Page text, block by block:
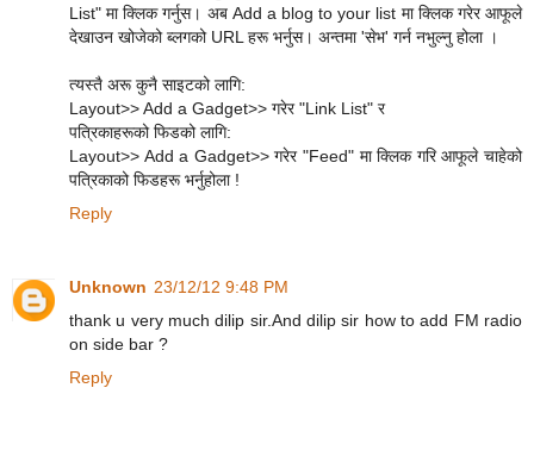
List" मा क्लिक गर्नुस। अब Add a blog to your list मा क्लिक गरेर आफूले
देखाउन खोजेको ब्लगको URL हरू भर्नुस। अन्तमा 'सेभ' गर्न नभुल्नु होला ।
त्यस्तै अरू कुनै साइटको लागि:
Layout>> Add a Gadget>> गरेर "Link List" र
पत्रिकाहरूको फिडको लागि:
Layout>> Add a Gadget>> गरेर "Feed" मा क्लिक गरि आफूले चाहेको
पत्रिकाको फिडहरू भर्नुहोला !
Reply
Unknown 23/12/12 9:48 PM
thank u very much dilip sir.And dilip sir how to add FM radio
on side bar ?
Reply